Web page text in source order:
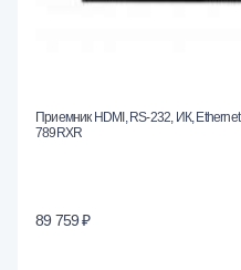
Приемник HDMI, RS-232, ИК,
789RXR
89 759 ₽